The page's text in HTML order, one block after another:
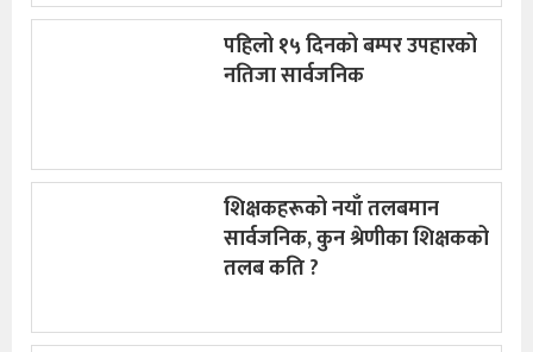
पहिलो १५ दिनको बम्पर उपहारको
नतिजा सार्वजनिक
शिक्षकहरूको नयाँ तलबमान
सार्वजनिक, कुन श्रेणीका शिक्षकको
तलब कति ?